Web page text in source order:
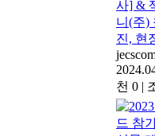
사] &
니(주)
진, 현
천 0 |